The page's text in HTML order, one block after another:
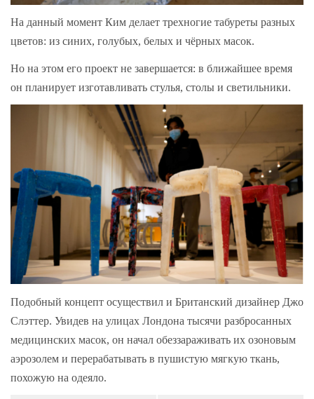
На данный момент Ким делает трехногие табуреты разных
цветов: из синих, голубых, белых и чёрных масок.
Но на этом его проект не завершается: в ближайшее время
он планирует изготавливать стулья, столы и светильники.
Подобный концепт осуществил и Британский дизайнер Джо
Слэттер. Увидев на улицах Лондона тысячи разбросанных
медицинских масок, он начал обеззараживать их озоновым
аэрозолем и перерабатывать в пушистую мягкую ткань,
похожую на одеяло.